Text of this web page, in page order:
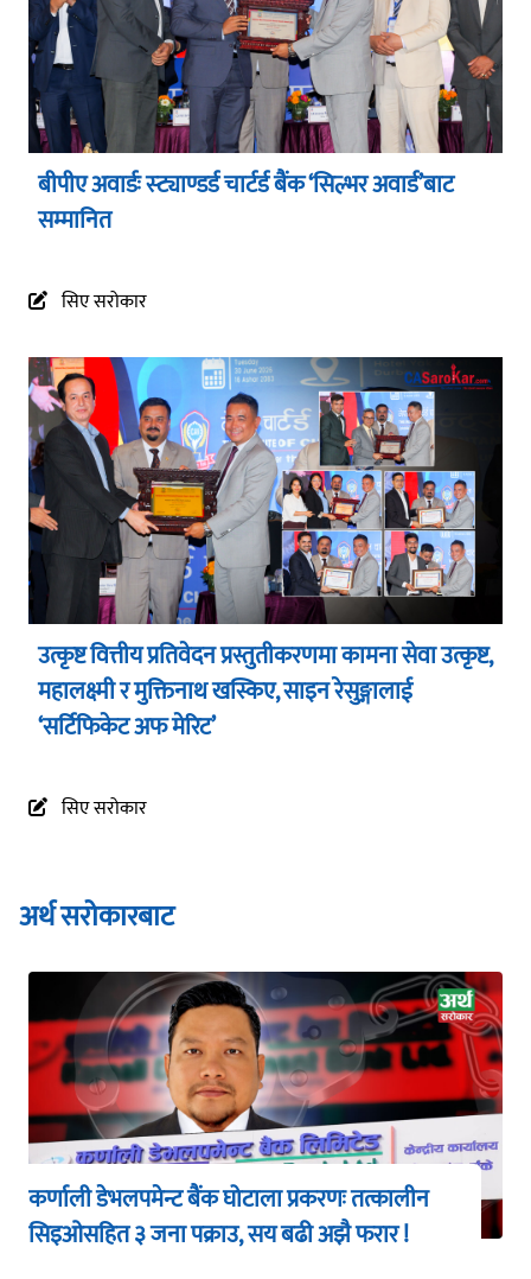
बीपीए अवार्डः स्ट्याण्डर्ड चार्टर्ड बैंक ‘सिल्भर अवार्ड’बाट
सम्मानित
सिए सरोकार
उत्कृष्ट वित्तीय प्रतिवेदन प्रस्तुतीकरणमा कामना सेवा उत्कृष्ट,
महालक्ष्मी र मुक्तिनाथ खस्किए, साइन रेसुङ्गालाई
‘सर्टिफिकेट अफ मेरिट’
सिए सरोकार
अर्थ सरोकारबाट
कर्णाली डेभलपमेन्ट बैंक घोटाला प्रकरणः तत्कालीन
सिइओसहित ३ जना पक्राउ, सय बढी अझै फरार !